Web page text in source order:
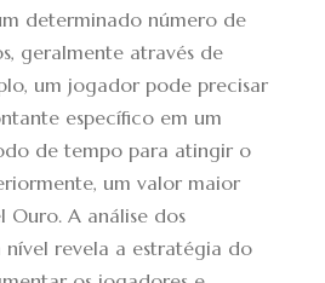
determinado número de
geralmente através de
um jogador pode precisar
específico em um
de tempo para atingir o
um valor maior
Ouro. A análise dos
nível revela a estratégia do